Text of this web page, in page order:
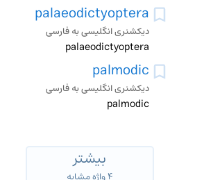
palaeodictyoptera
دیکشنری انگلیسی به فارسی
palaeodictyoptera
palmodic
دیکشنری انگلیسی به فارسی
palmodic
بیشتر